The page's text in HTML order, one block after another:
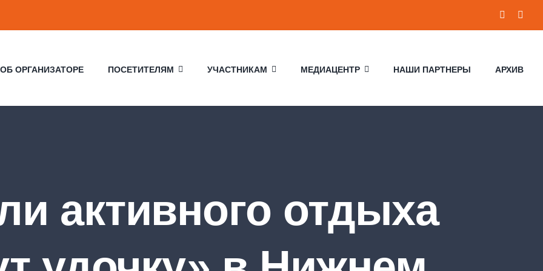
ОБ ОРГАНИЗАТОРЕ ПОСЕТИТЕЛЯМ УЧАСТНИКАМ МЕДИАЦЕНТР НАШИ ПАРТНЕРЫ АРХИВ
активного отдыха